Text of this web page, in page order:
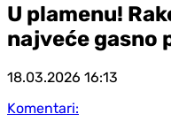
U plamenu!
najveće gasno
18.03.2026 16:13
Komentari: